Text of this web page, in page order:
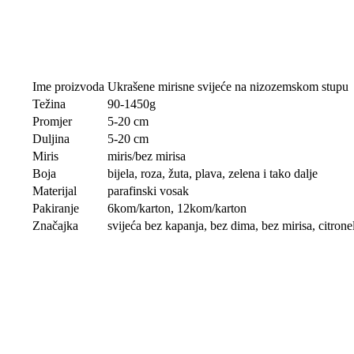
Ime proizvoda Ukrašene mirisne svijeće na nizozemskom stupu
Težina
90-1450g
Promjer
5-20 cm
Duljina
5-20 cm
Miris
miris/bez mirisa
Boja
bijela, roza, žuta, plava, zelena i tako dalje
Materijal
parafinski vosak
Pakiranje
6kom/karton, 12kom/karton
Značajka
svijeća bez kapanja, bez dima, bez mirisa,